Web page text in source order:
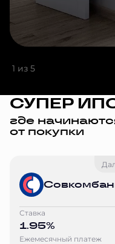
1 из 5
СУПЕР
где
от покупки
Ставка
1.95%
Ежемесячный платеж